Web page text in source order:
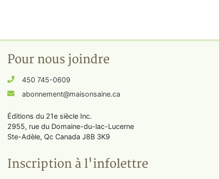
Pour nous joindre
450 745-0609
abonnement@maisonsaine.ca
Éditions du 21e siècle Inc.
2955, rue du Domaine-du-lac-Lucerne
Ste-Adèle, Qc Canada J8B 3K9
Inscription à l'infolettre